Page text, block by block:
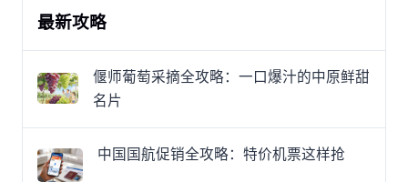
最新攻略
偃师葡萄采摘全攻略：一口爆汁的中原鲜甜
名片
中国国航促销全攻略：特价机票这样抢